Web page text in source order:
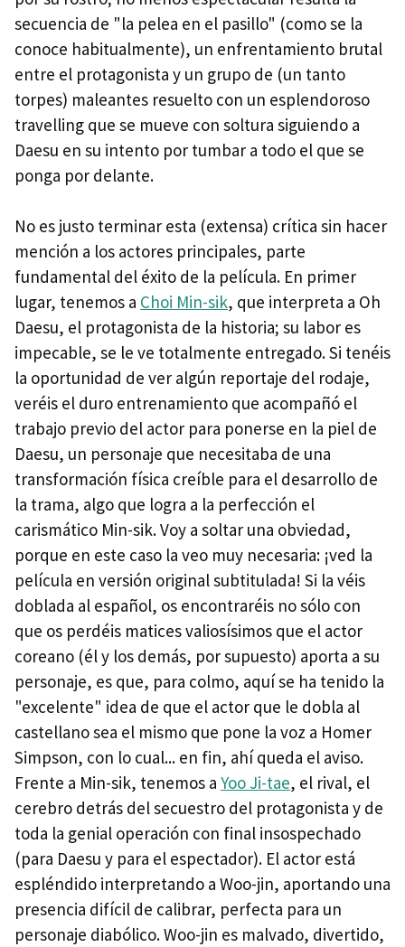
secuencia de "la pelea en el pasillo" (como se la
conoce habitualmente), un enfrentamiento brutal
entre el protagonista y un grupo de (un tanto
torpes) maleantes resuelto con un esplendoroso
travelling que se mueve con soltura siguiendo a
Daesu en su intento por tumbar a todo el que se
ponga por delante.
No es justo terminar esta (extensa) crítica sin hacer
mención a los actores principales, parte
fundamental del éxito de la película. En primer
lugar, tenemos a Choi Min-sik, que interpreta a Oh
Daesu, el protagonista de la historia; su labor es
impecable, se le ve totalmente entregado. Si tenéis
la oportunidad de ver algún reportaje del rodaje,
veréis el duro entrenamiento que acompañó el
trabajo previo del actor para ponerse en la piel de
Daesu, un personaje que necesitaba de una
transformación física creíble para el desarrollo de
la trama, algo que logra a la perfección el
carismático Min-sik. Voy a soltar una obviedad,
porque en este caso la veo muy necesaria: ¡ved la
película en versión original subtitulada! Si la véis
doblada al español, os encontraréis no sólo con
que os perdéis matices valiosísimos que el actor
coreano (él y los demás, por supuesto) aporta a su
personaje, es que, para colmo, aquí se ha tenido la
"excelente" idea de que el actor que le dobla al
castellano sea el mismo que pone la voz a Homer
Simpson, con lo cual... en fin, ahí queda el aviso.
Frente a Min-sik, tenemos a Yoo Ji-tae, el rival, el
cerebro detrás del secuestro del protagonista y de
toda la genial operación con final insospechado
(para Daesu y para el espectador). El actor está
espléndido interpretando a Woo-jin, aportando una
presencia difícil de calibrar, perfecta para un
personaje diabólico. Woo-jin es malvado, divertido,